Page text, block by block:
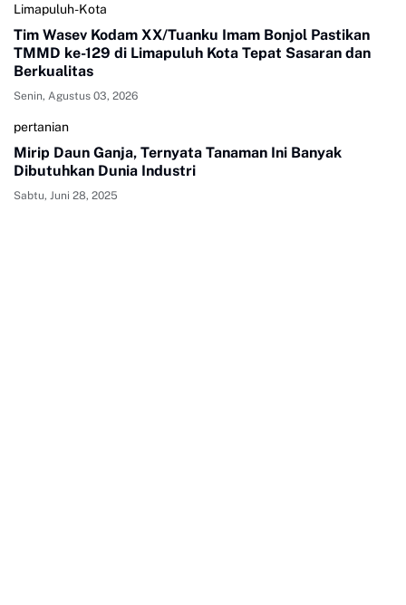
Limapuluh-Kota
Tim Wasev Kodam XX/Tuanku Imam Bonjol Pastikan
TMMD ke-129 di Limapuluh Kota Tepat Sasaran dan
Berkualitas
Senin, Agustus 03, 2026
pertanian
Mirip Daun Ganja, Ternyata Tanaman Ini Banyak
Dibutuhkan Dunia Industri
Sabtu, Juni 28, 2025